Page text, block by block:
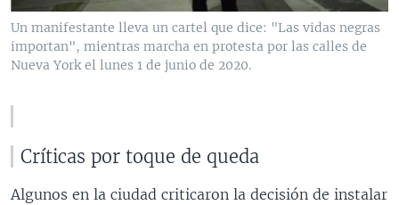
Un manifestante lleva un cartel que dice: "Las vidas negras
importan", mientras marcha en protesta por las calles de
Nueva York el lunes 1 de junio de 2020.
Críticas por toque de queda
Algunos en la ciudad criticaron la decisión de instalar